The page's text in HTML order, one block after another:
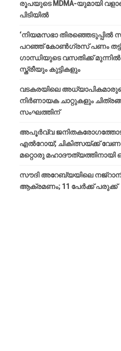
രൂപയുടെ MDMA-യുമായി
പിടിയിൽ
‘നിയമസഭാ തിരഞ്ഞെടുപ്പിൽ
പറഞ്ഞ് കോൺഗ്രസ് പണം
ഗാന്ധിയുടെ വസതിക്ക് മുന്നിൽ
സ്ത്രീയും കുട്ടികളും
വടകരയിലെ
നിർണായക ചാറ്റുകളും
സംഘത്തിന്
അപൂര്‍വ്വ
എല്‍റോയ്; ചികിത്സയ്ക്ക്
മറ്റൊരു മഹാദൗത്യത്തിനായി
സൗദി അറേബ്യയിലെ
ആക്രമണം; 11 പേര്‍ക്ക് പരുക്ക്